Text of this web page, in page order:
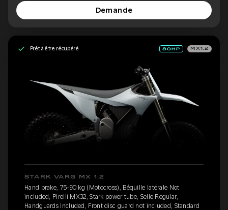
Demande
Prêt à être récupéré MX1.2
STARK VARG MX 1.2
Hand brake, 75-90 kg (Motocross), Béquille latérale Not
included, Pirelli MX32, Stark power tube, Selle Regular,
Handguards included, Front disc guard not included, Standard